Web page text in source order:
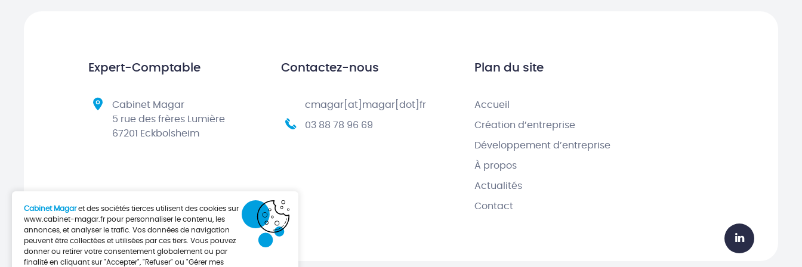
Expert-Comptable
Cabinet Magar
5 rue des frères Lumière
67201 Eckbolsheim
Contactez-nous
cmagar[at]magar[dot]fr
03 88 78 96 69
Plan du site
Accueil
Création d’entreprise
Développement d’entreprise
À propos
Actualités
Contact
Cabinet Magaret des sociétés tierces utilisent des cookies sur
www.cabinet-magar.frpour personnaliser le contenu, les
annonces, et analyser le trafic. Vos données de navigation
peuvent être collectées et utilisées par ces tiers. Vous pouvez
donner ou retirer votre consentement globalement ou par
finalité en cliquant sur "Accepter", "Refuser" ou "Gérer mes